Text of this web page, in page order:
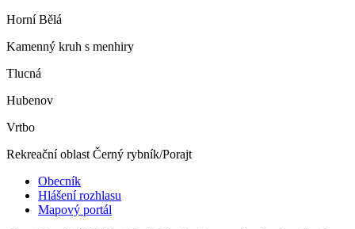
Horní Bělá
Kamenný kruh s menhiry
Tlucná
Hubenov
Vrtbo
Rekreační oblast Černý rybník/Porajt
Obecník
Hlášení rozhlasu
Mapový portál